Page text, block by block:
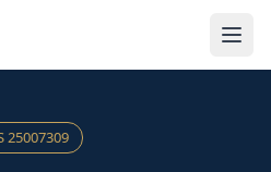
25007309